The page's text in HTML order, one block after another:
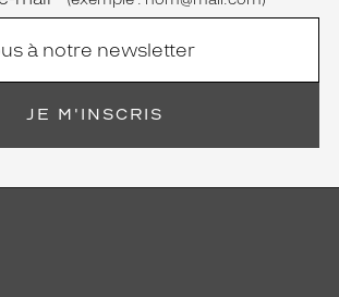
JE M'INSCRIS